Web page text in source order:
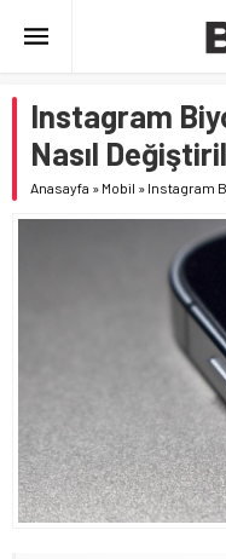
Instagram
Nasıl
Anasayfa » Mobil » Instagram